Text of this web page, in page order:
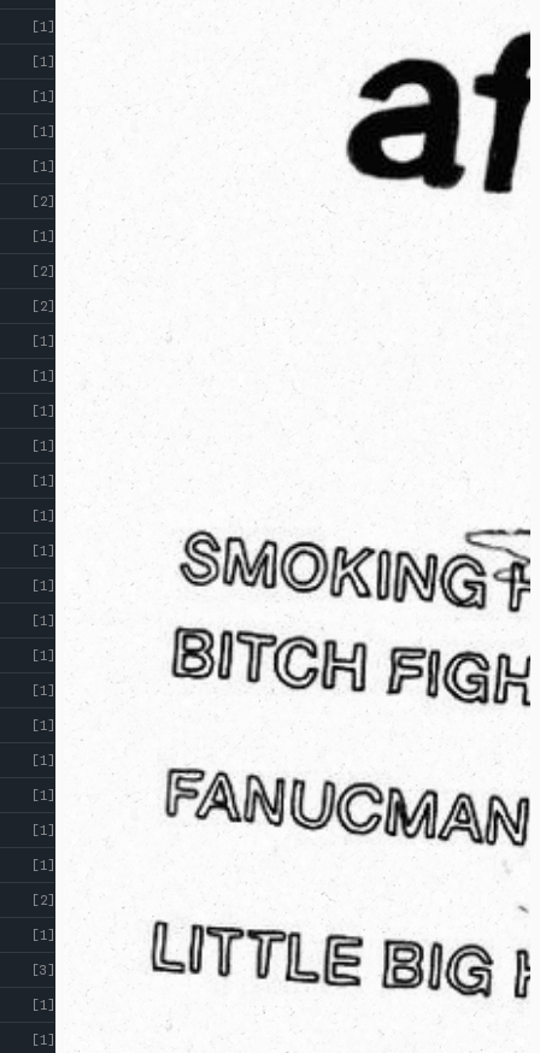
[1]
[1]
[1]
[1]
[1]
[2]
[1]
[2]
[2]
[1]
[1]
[1]
[1]
[1]
[1]
[1]
[1]
[1]
[1]
[1]
[1]
[1]
[1]
[1]
[1]
[2]
[1]
[3]
[1]
[1]